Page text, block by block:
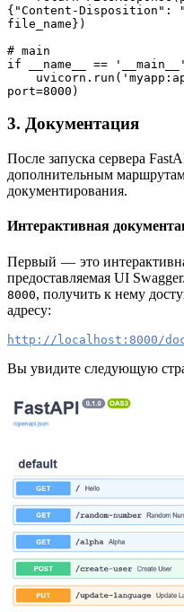
{"Content-Disposition":
file_name})
# main
if __name__ ==
port=8000)
3. Документация
После запуска сервера
дополнительным
документирования.
Интерактивная
Первый — это
предоставляемая UI
8000, получить к нему
адресу:
http://localhost:8000/
Вы увидите следующую